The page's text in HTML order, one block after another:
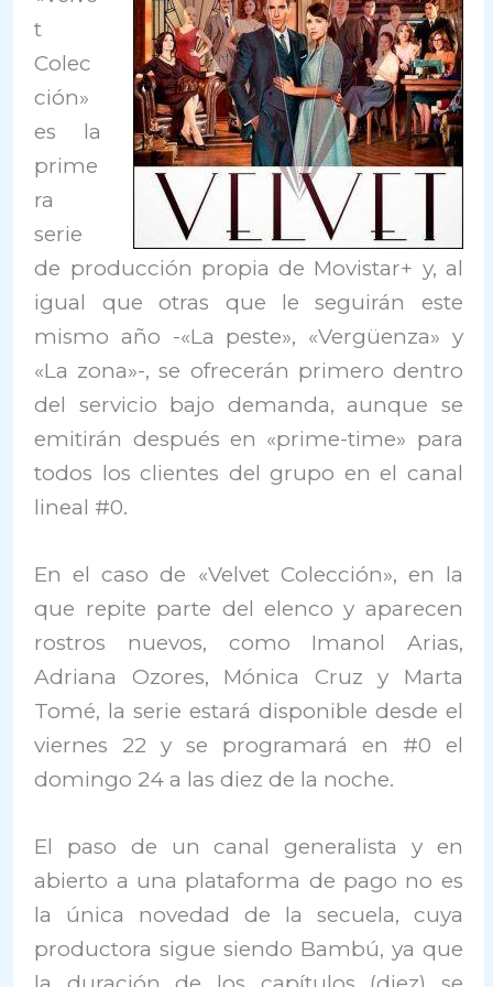
t
Colec
ción»
es la
prime
ra
serie
de producción propia de Movistar+ y, al
igual que otras que le seguirán este
mismo año -«La peste», «Vergüenza» y
«La zona»-, se ofrecerán primero dentro
del servicio bajo demanda, aunque se
emitirán después en «prime-time» para
todos los clientes del grupo en el canal
lineal #0.
En el caso de «Velvet Colección», en la
que repite parte del elenco y aparecen
rostros nuevos, como Imanol Arias,
Adriana Ozores, Mónica Cruz y Marta
Tomé, la serie estará disponible desde el
viernes 22 y se programará en #0 el
domingo 24 a las diez de la noche.
El paso de un canal generalista y en
abierto a una plataforma de pago no es
la única novedad de la secuela, cuya
productora sigue siendo Bambú, ya que